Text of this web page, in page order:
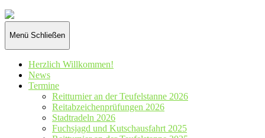
Reiterverein
St.
Hubertus
Menü Schließen
Herzlich Willkommen!
News
Termine
Reitturnier an der Teufelstanne 2026
Reitabzeichenprüfungen 2026
Stadtradeln 2026
Fuchsjagd und Kutschausfahrt 2025